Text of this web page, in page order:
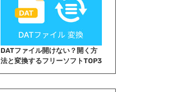
DATファイル開けない？開く方
法と変換するフリーソフトTOP3